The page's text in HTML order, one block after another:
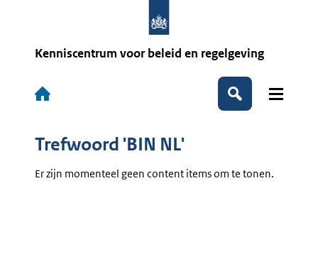
Kenniscentrum voor beleid en regelgeving
Hoofdnavigatie
Zoeken
Trefwoord 'BIN NL'
Er zijn momenteel geen content items om te tonen.